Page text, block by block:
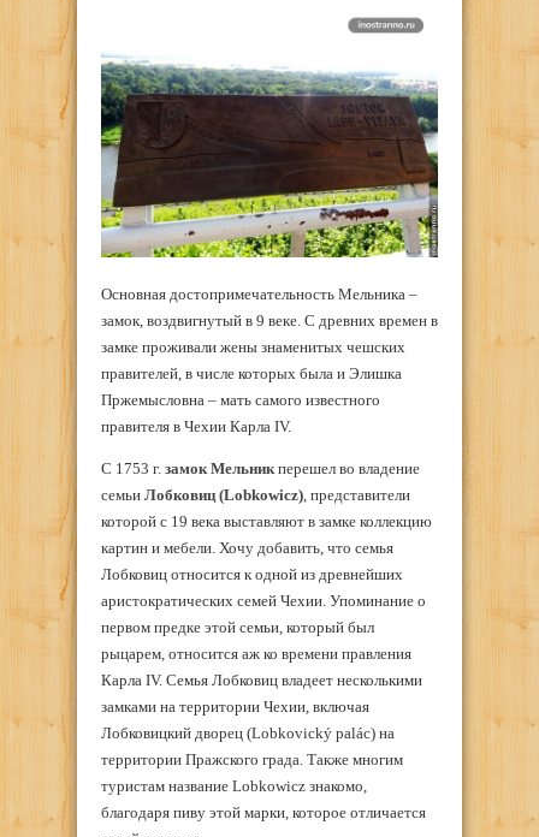
Основная достопримечательность Мельника –
замок, воздвигнутый в 9 веке. С древних времен в
замке проживали жены знаменитых чешских
правителей, в числе которых была и Элишка
Пржемысловна – мать самого известного
правителя в Чехии Карла IV.
С 1753 г. замок Мельник перешел во владение
семьи Лобковиц (Lobkowicz) , представители
которой с 19 века выставляют в замке коллекцию
картин и мебели. Хочу добавить, что семья
Лобковиц относится к одной из древнейших
аристократических семей Чехии. Упоминание о
первом предке этой семьи, который был
рыцарем, относится аж ко времени правления
Карла IV. Семья Лобковиц владеет несколькими
замками на территории Чехии, включая
Лобковицкий дворец (Lobkovický palác) на
территории Пражского града. Также многим
туристам название Lobkowicz знакомо,
благодаря пиву этой марки, которое отличается